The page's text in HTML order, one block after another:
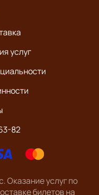
услуг
82
Оказание услуг по
билетов на